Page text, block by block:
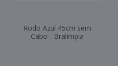
Rodo Azul 45cm sem
Cabo - Bralimpia